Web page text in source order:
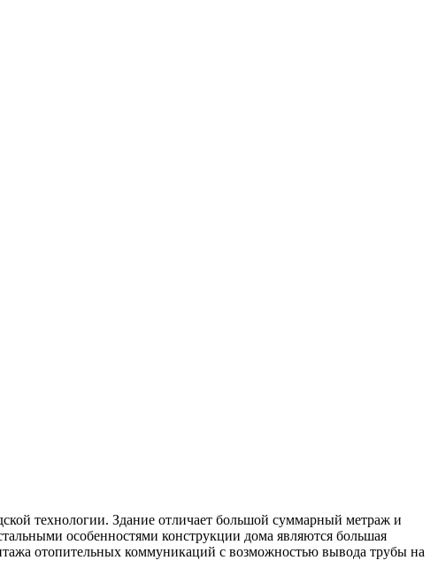
технологии. Здание отличает большой суммарный метраж и
особенностями конструкции дома являются большая
отопительных коммуникаций с возможностью вывода трубы на